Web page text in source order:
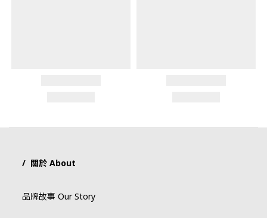
/ 關於 About
品牌故事 Our Story